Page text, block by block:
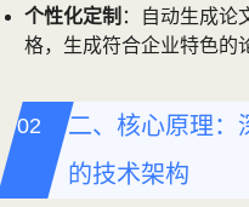
个性化定制 ：自动生成论
格，生成符合企业特色的
二、核心原理：
的技术架构